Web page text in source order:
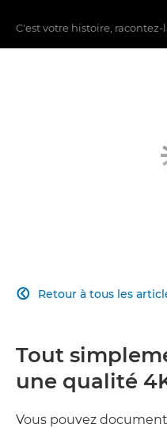
C'est votre histoire, racontez-
Retour à tous les

Tout
une qualité
Vous pouvez